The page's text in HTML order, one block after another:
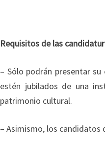
Requisitos de las
– Sólo podrán presentar
estén jubilados de una
patrimonio cultural.
– Asimismo, los candidatos